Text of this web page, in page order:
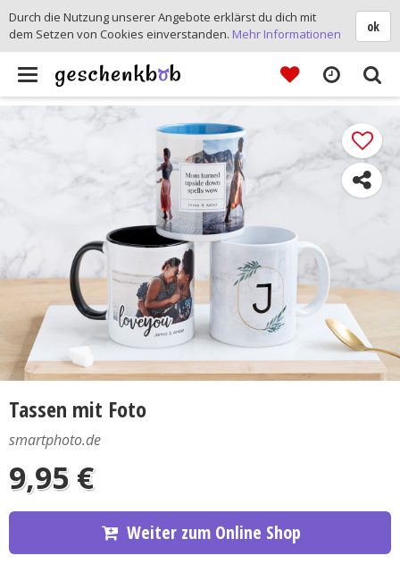
Toggle
Tassen mit Foto
smartphoto.de
9,95 €
Weiter zum Online Shop
ok
Durch die Nutzung unserer Angebote erklärst du dich mit
dem Setzen von Cookies einverstanden. Mehr Informationen